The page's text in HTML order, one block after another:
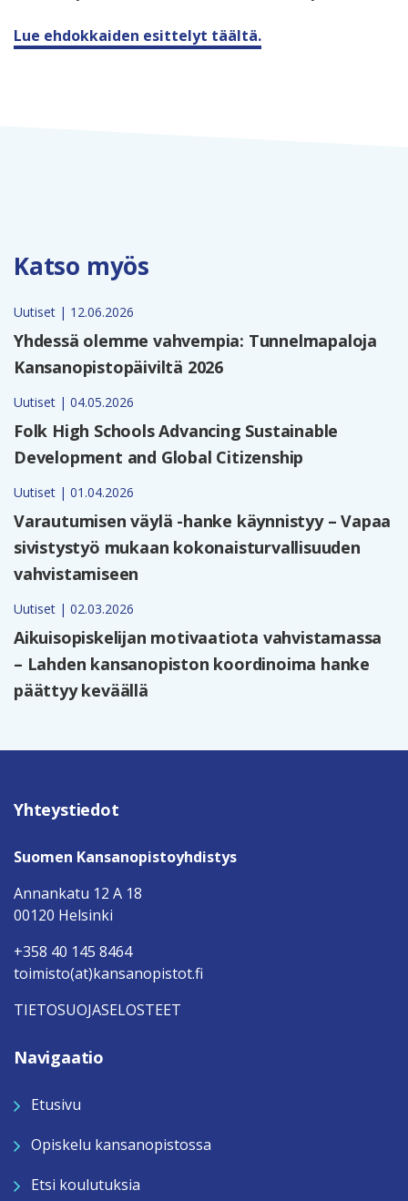
Lue ehdokkaiden esittelyt täältä.
Katso myös
Uutiset | 12.06.2026
Yhdessä olemme vahvempia: Tunnelmapaloja
Kansanopistopäiviltä 2026
Uutiset | 04.05.2026
Folk High Schools Advancing Sustainable
Development and Global Citizenship
Uutiset | 01.04.2026
Varautumisen väylä -hanke käynnistyy – Vapaa
sivistystyö mukaan kokonaisturvallisuuden
vahvistamiseen
Uutiset | 02.03.2026
Aikuisopiskelijan motivaatiota vahvistamassa
– Lahden kansanopiston koordinoima hanke
päättyy keväällä
Yhteystiedot
Suomen Kansanopistoyhdistys
Annankatu 12 A 18
00120 Helsinki
+358 40 145 8464
toimisto(at)kansanopistot.fi
TIETOSUOJASELOSTEET
Navigaatio
Etusivu
Opiskelu kansanopistossa
Etsi koulutuksia